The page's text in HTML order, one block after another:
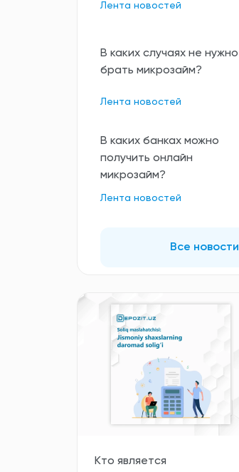
Лента новостей
В каких случаях не нужно
брать микрозайм?
Лента новостей
В каких банках можно
получить онлайн
микрозайм?
Лента новостей
Все новости
Кто является